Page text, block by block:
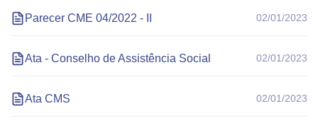
Parecer CME 04/2022 - II 02/01/2023
Ata - Conselho de Assistência Social 02/01/2023
Ata CMS 02/01/2023